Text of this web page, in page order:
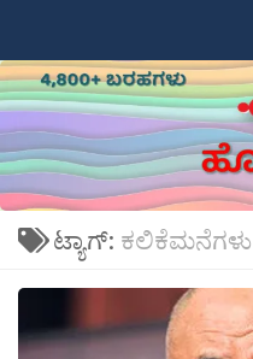
ಟ್ಯಾಗ್: ಕಲಿಕೆಮನೆಗಳು